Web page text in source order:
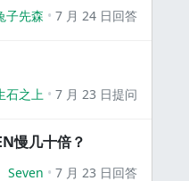
子先森 7 月 24 日回答
石之上 7 月 23 日提问
慢几十倍？
Seven 7 月 23 日回答